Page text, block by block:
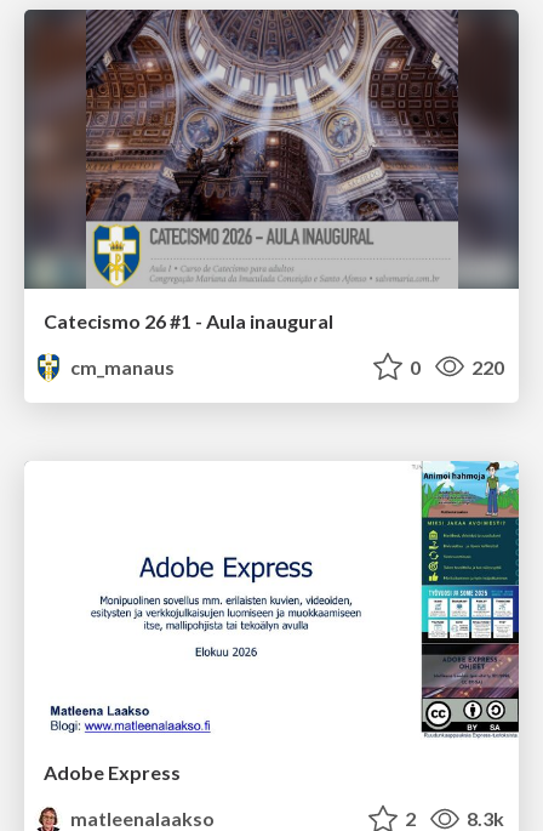
Catecismo 26 #1 - Aula inaugural
cm_manaus
0 220
Adobe Express
matleenalaakso
2 8.3k